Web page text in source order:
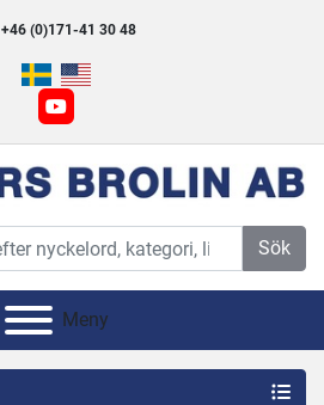
+46 (0)171-41 30 48
youtube
Sök
Meny